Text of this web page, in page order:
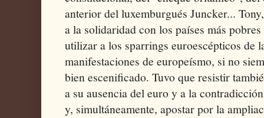
anterior del luxemburgués Juncker...
a la solidaridad con los países más
utilizar a los sparrings euroescépticos de
manifestaciones de europeísmo, si no
bien escenificado. Tuvo que resistir
a su ausencia del euro y a la
y, simultáneamente, apostar por la